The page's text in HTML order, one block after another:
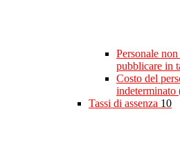
Personale
pubblicare in
Costo del
indeterminato
Tassi di assenza 10